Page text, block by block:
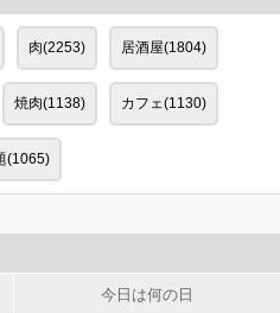
肉(2253) 居酒屋(1804)
焼肉(1138) カフェ(1130)
(1065)
今日は何の日